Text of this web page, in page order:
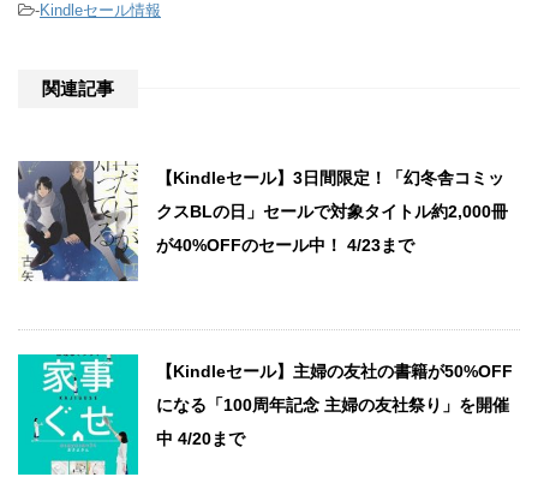
-Kindleセール情報
関連記事
【Kindleセール】3日間限定！「幻冬舎コミッ
クスBLの日」セールで対象タイトル約2,000冊
が40%OFFのセール中！ 4/23まで
【Kindleセール】主婦の友社の書籍が50%OFF
になる「100周年記念 主婦の友社祭り」を開催
中 4/20まで